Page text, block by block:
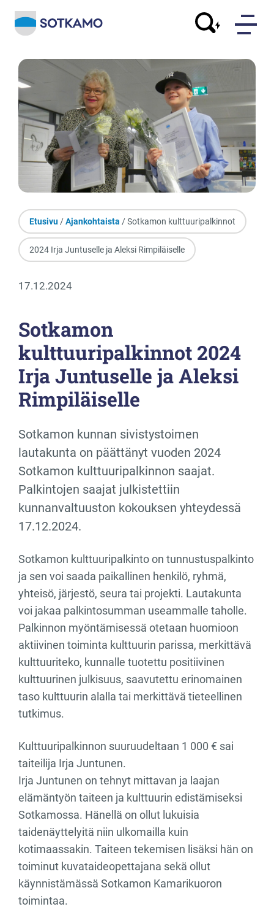
Etusivu /Ajankohtaista / Sotkamon kulttuuripalkinnot
2024 Irja Juntuselle ja Aleksi Rimpiläiselle
17.12.2024
Sotkamon
kulttuuripalkinnot 2024
Irja Juntuselle ja Aleksi
Rimpiläiselle
Sotkamon kunnan sivistystoimen
lautakunta on päättänyt vuoden 2024
Sotkamon kulttuuripalkinnon saajat.
Palkintojen saajat julkistettiin
kunnanvaltuuston kokouksen yhteydessä
17.12.2024.
Sotkamon kulttuuripalkinto on tunnustuspalkinto
ja sen voi saada paikallinen henkilö, ryhmä,
yhteisö, järjestö, seura tai projekti. Lautakunta
voi jakaa palkintosumman useammalle taholle.
Palkinnon myöntämisessä otetaan huomioon
aktiivinen toiminta kulttuurin parissa, merkittävä
kulttuuriteko, kunnalle tuotettu positiivinen
kulttuurinen julkisuus, saavutettu erinomainen
taso kulttuurin alalla tai merkittävä tieteellinen
tutkimus.
Kulttuuripalkinnon suuruudeltaan 1 000 € sai
taiteilija Irja Juntunen.
Irja Juntunen on tehnyt mittavan ja laajan
elämäntyön taiteen ja kulttuurin edistämiseksi
Sotkamossa. Hänellä on ollut lukuisia
taidenäyttelyitä niin ulkomailla kuin
kotimaassakin. Taiteen tekemisen lisäksi hän on
toiminut kuvataideopettajana sekä ollut
käynnistämässä Sotkamon Kamarikuoron
toimintaa.